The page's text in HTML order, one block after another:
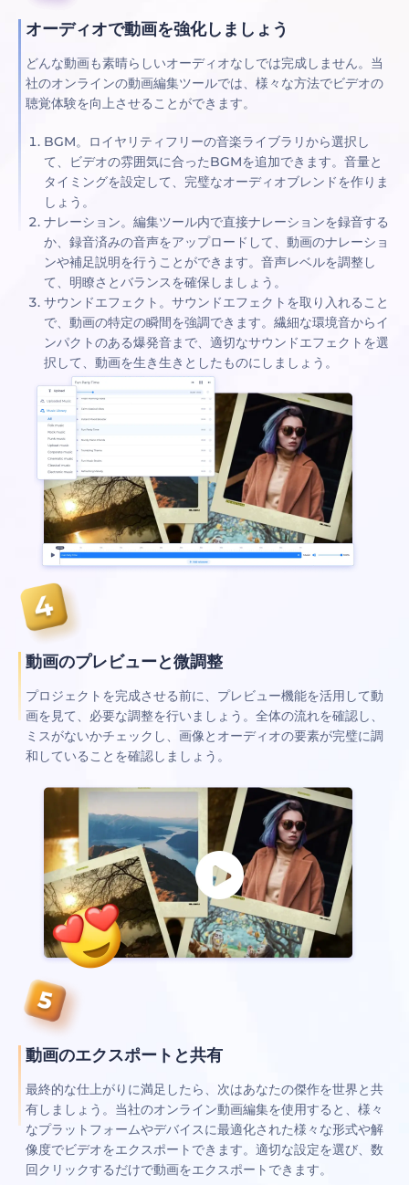
オーディオで動画を強化しましょう
どんな動画も素晴らしいオーディオなしでは完成しません。当
社のオンラインの動画編集ツールでは、様々な方法でビデオの
聴覚体験を向上させることができます。
BGM。ロイヤリティフリーの音楽ライブラリから選択し
て、ビデオの雰囲気に合ったBGMを追加できます。音量と
タイミングを設定して、完璧なオーディオブレンドを作りま
しょう。
ナレーション。編集ツール内で直接ナレーションを録音する
か、録音済みの音声をアップロードして、動画のナレーショ
ンや補足説明を行うことができます。音声レベルを調整し
て、明瞭さとバランスを確保しましょう。
サウンドエフェクト。サウンドエフェクトを取り入れること
で、動画の特定の瞬間を強調できます。繊細な環境音からイ
ンパクトのある爆発音まで、適切なサウンドエフェクトを選
択して、動画を生き生きとしたものにしましょう。
動画のプレビューと微調整
プロジェクトを完成させる前に、プレビュー機能を活用して動
画を見て、必要な調整を行いましょう。全体の流れを確認し、
ミスがないかチェックし、画像とオーディオの要素が完璧に調
和していることを確認しましょう。
動画のエクスポートと共有
最終的な仕上がりに満足したら、次はあなたの傑作を世界と共
有しましょう。当社のオンライン動画編集を使用すると、様々
なプラットフォームやデバイスに最適化された様々な形式や解
像度でビデオをエクスポートできます。適切な設定を選び、数
回クリックするだけで動画をエクスポートできます。